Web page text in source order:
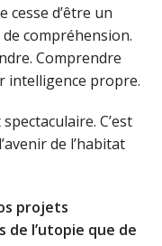
cesse d’être un
compréhension.
Comprendre
intelligence propre.
C’est
de l’habitat
projets
de l’utopie que de